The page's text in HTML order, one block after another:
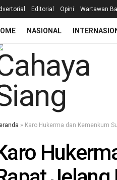
Editorial Opini Wartawan
NASIONAL
» Karo Hukerma dan Kemenkum